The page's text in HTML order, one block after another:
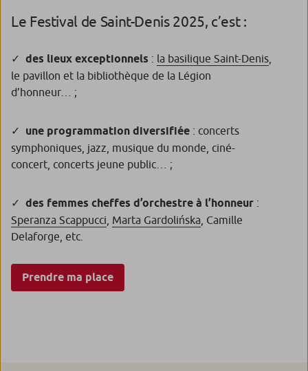
Le Festival de Saint-Denis 2025, c’est :
des lieux exceptionnels : la basilique Saint-Denis
le pavillon et la bibliothèque de la Légion
d’honneur… ;
une programmation diversifiée : concerts
symphoniques, jazz, musique du monde, ciné-
concert, concerts jeune public… ;
des femmes cheffes d’orchestre à l’honneur :
Speranza Scappucci Marta Gardolińska , Camille
Delaforge, etc.
Prendre ma place